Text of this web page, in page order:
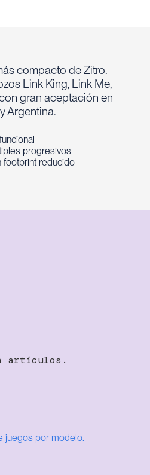
progresivos
footprint reducido
compacto de Zitro.
Link King, Link Me,
gran aceptación en
Argentina.
artículos.
juegos por modelo.